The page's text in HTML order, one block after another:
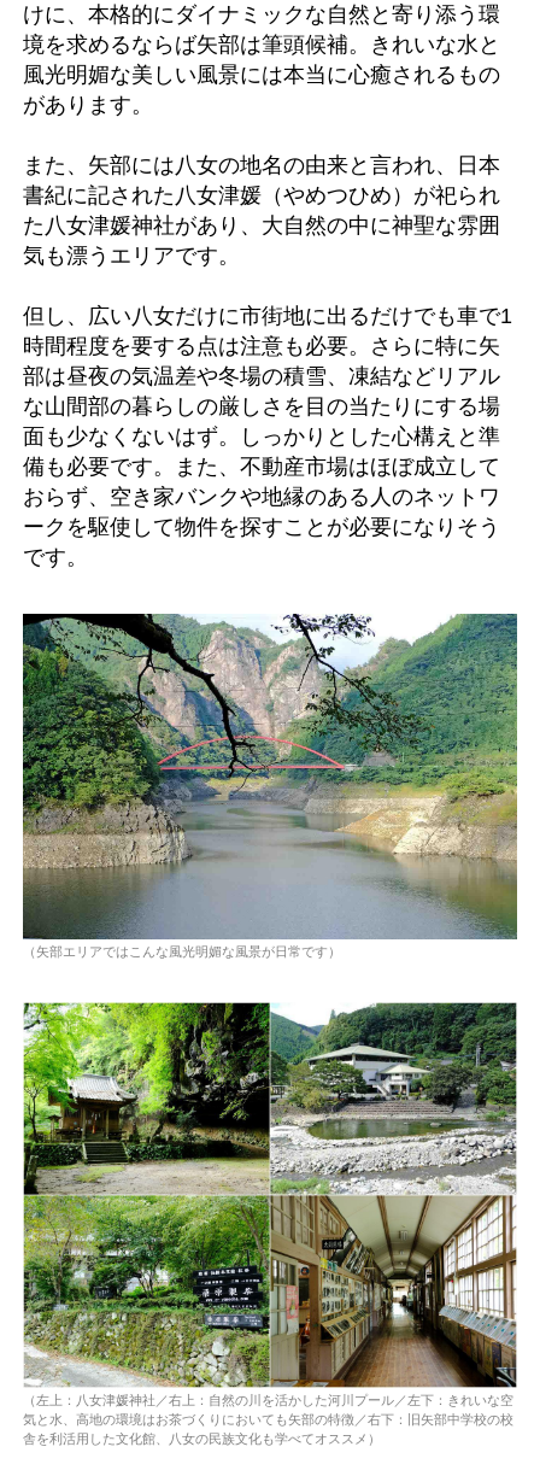
けに、本格的にダイナミックな自然と寄り添う環
境を求めるならば矢部は筆頭候補。きれいな水と
風光明媚な美しい風景には本当に心癒されるもの
があります。
また、矢部には八女の地名の由来と言われ、日本
書紀に記された八女津媛（やめつひめ）が祀られ
た八女津媛神社があり、大自然の中に神聖な雰囲
気も漂うエリアです。
但し、広い八女だけに市街地に出るだけでも車で1
時間程度を要する点は注意も必要。さらに特に矢
部は昼夜の気温差や冬場の積雪、凍結などリアル
な山間部の暮らしの厳しさを目の当たりにする場
面も少なくないはず。しっかりとした心構えと準
備も必要です。また、不動産市場はほぼ成立して
おらず、空き家バンクや地縁のある人のネットワ
ークを駆使して物件を探すことが必要になりそう
です。
（矢部エリアではこんな風光明媚な風景が日常です）
（左上：八女津媛神社／右上：自然の川を活かした河川プール／左下：きれいな空
気と水、高地の環境はお茶づくりにおいても矢部の特徴／右下：旧矢部中学校の校
舎を利活用した文化館、八女の民族文化も学べてオススメ）